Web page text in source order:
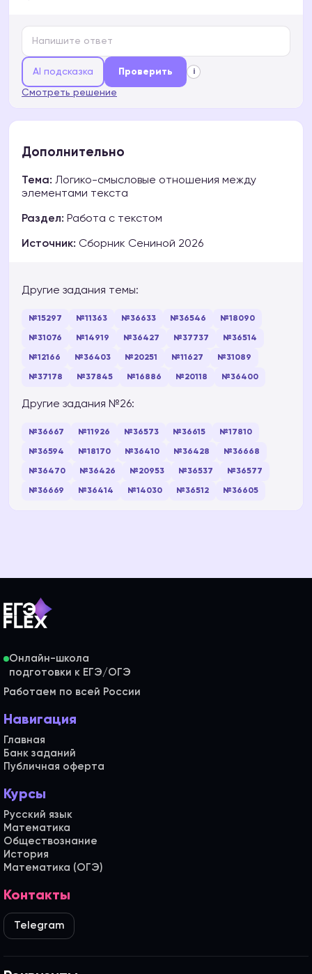
AI подсказка Проверить i
Смотреть решение
Дополнительно
Тема: Логико-смысловые отношения между
элементами текста
Раздел: Работа с текстом
Источник: Сборник Сениной 2026
Другие задания темы:
№15297 №11363 №36633 №36546 №18090
№31076 №14919 №36427 №37737 №36514
№12166 №36403 №20251 №11627 №31089
№37178 №37845 №16886 №20118 №36400
Другие задания №26:
№36667 №11926 №36573 №36615 №17810
№36594 №18170 №36410 №36428 №36668
№36470 №36426 №20953 №36537 №36577
№36669 №36414 №14030 №36512 №36605
Онлайн-школа
Работаем по всей России
Навигация
Главная
Банк заданий
Публичная оферта
Курсы
Русский язык
Математика
Обществознание
История
Математика (ОГЭ)
Контакты
Telegram